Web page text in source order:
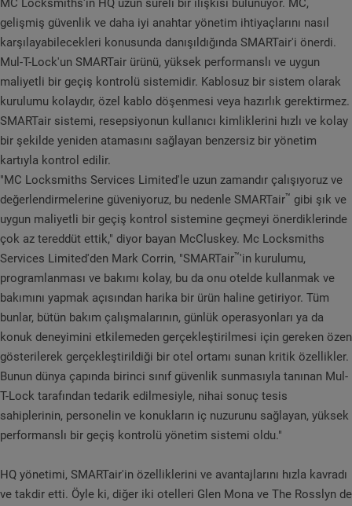
MC Locksmiths'in HQ uzun süreli bir ilişkisi bulunuyor. MC,
gelişmiş güvenlik ve daha iyi anahtar yönetim ihtiyaçlarını nasıl
karşılayabilecekleri konusunda danışıldığında SMARTair'i önerdi.
Mul-T-Lock'un SMARTair ürünü, yüksek performanslı ve uygun
maliyetli bir geçiş kontrolü sistemidir. Kablosuz bir sistem olarak
kurulumu kolaydır, özel kablo döşenmesi veya hazırlık gerektirmez.
SMARTair sistemi, resepsiyonun kullanıcı kimliklerini hızlı ve kolay
bir şekilde yeniden atamasını sağlayan benzersiz bir yönetim
kartıyla kontrol edilir.
"MC Locksmiths Services Limited'le uzun zamandır çalışıyoruz ve
değerlendirmelerine güveniyoruz, bu nedenle SMARTair™ gibi şık ve
uygun maliyetli bir geçiş kontrol sistemine geçmeyi önerdiklerinde
çok az tereddüt ettik," diyor bayan McCluskey. Mc Locksmiths
Services Limited'den Mark Corrin, "SMARTair™'in kurulumu,
programlanması ve bakımı kolay, bu da onu otelde kullanmak ve
bakımını yapmak açısından harika bir ürün haline getiriyor. Tüm
bunlar, bütün bakım çalışmalarının, günlük operasyonları ya da
konuk deneyimini etkilemeden gerçekleştirilmesi için gereken özen
gösterilerek gerçekleştirildiği bir otel ortamı sunan kritik özellikler.
Bunun dünya çapında birinci sınıf güvenlik sunmasıyla tanınan Mul-
T-Lock tarafından tedarik edilmesiyle, nihai sonuç tesis
sahiplerinin, personelin ve konukların iç nuzurunu sağlayan, yüksek
performanslı bir geçiş kontrolü yönetim sistemi oldu."
HQ yönetimi, SMARTair'in özelliklerini ve avantajlarını hızla kavradı
ve takdir etti. Öyle ki, diğer iki otelleri Glen Mona ve The Rosslyn de